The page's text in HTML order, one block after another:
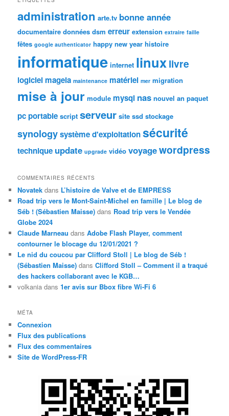
administration arte.tv bonne année
documentaire données dsm erreur extension extraire faille
fêtes google authenticator happy new year histoire
informatique internet linuxlivre
logiciel mageia maintenance matériel mer migration
mise à jour module mysql nas nouvel an paquet
pc portable script serveur site ssd stockage
synologysystème d'exploitationsécurité
technique update upgrade vidéo voyagewordpress
COMMENTAIRES RÉCENTS
Novatek dans L’histoire de Valve et de EMPRESS
Road trip vers le Mont-Saint-Michel en famille | Le blog de
Séb ! (Sébastien Maisse) dans Road trip vers le Vendée
Globe 2024
Claude Marneau dansAdobe Flash Player, comment
contourner le blocage du 12/01/2021 ?
Le nid du coucou par Clifford Stoll | Le blog de Séb !
(Sébastien Maisse) dansClifford Stoll – Comment il a traqué
des hackers collaborant avec le KGB…
volkania dans1er avis sur Bbox fibre Wi-Fi 6
MÉTA
Connexion
Flux des publications
Flux des commentaires
Site de WordPress-FR